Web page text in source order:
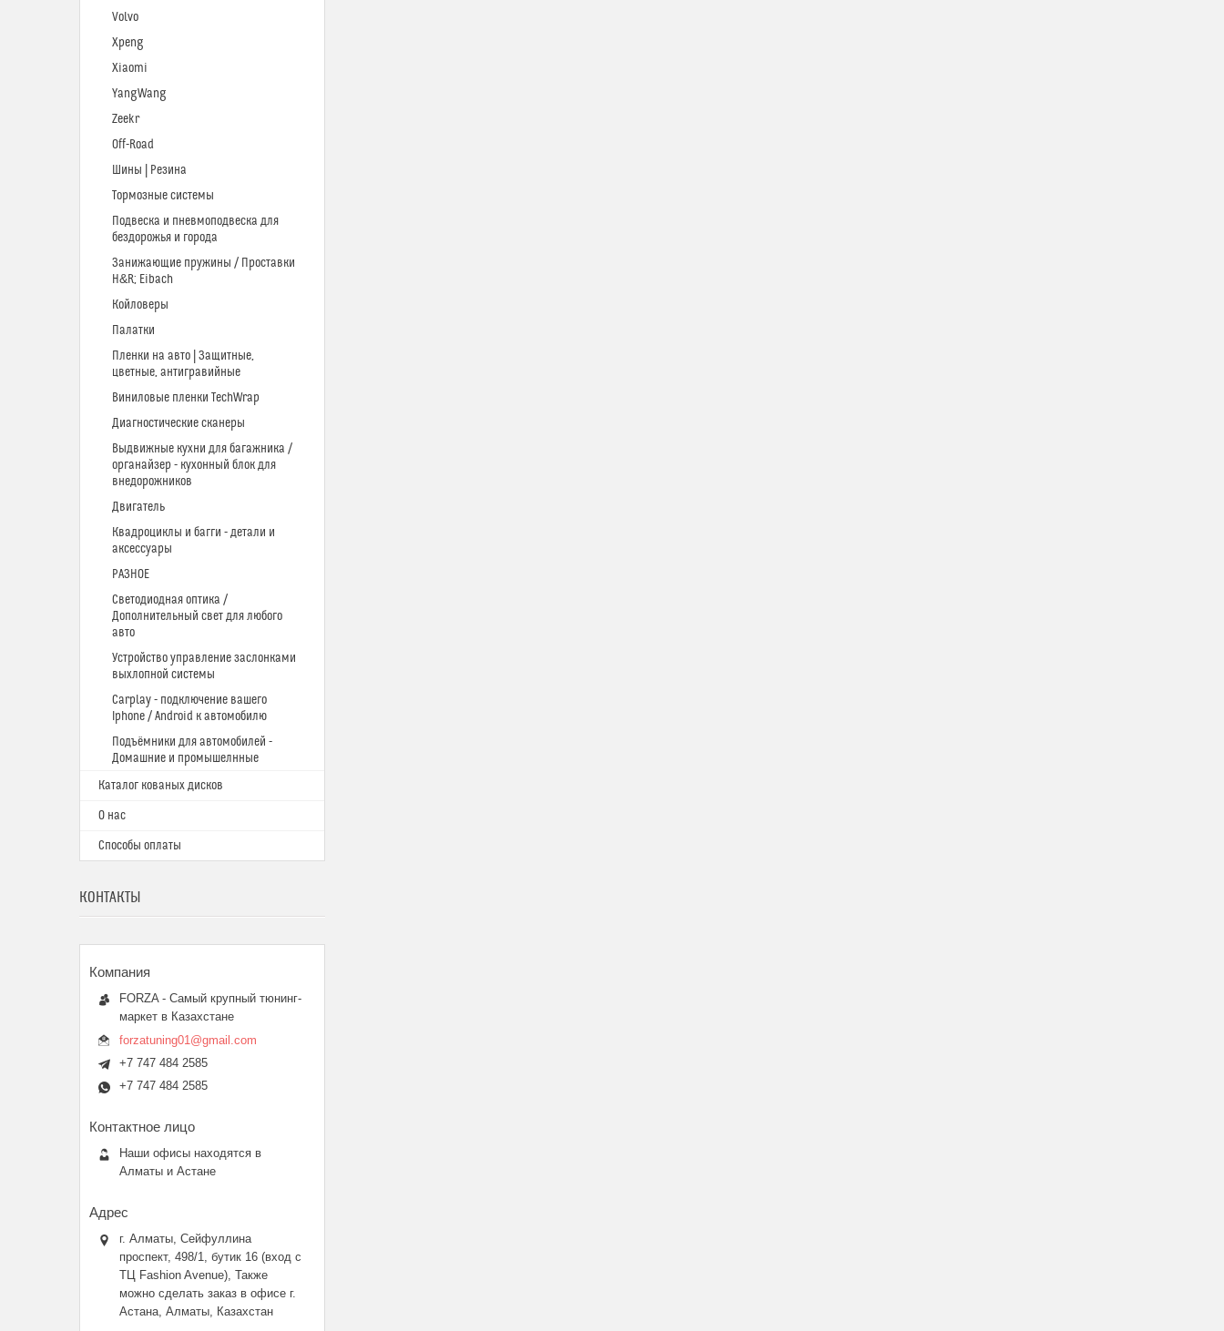
Volvo
Xpeng
Xiaomi
YangWang
Zeekr
Off-Road
Шины | Резина
Тормозные системы
Подвеска и пневмоподвеска для
бездорожья и города
Занижающие пружины / Проставки
H&R; Eibach
Койловеры
Палатки
Пленки на авто | Защитные,
цветные, антигравийные
Виниловые пленки TechWrap
Диагностические сканеры
Выдвижные кухни для багажника /
органайзер - кухонный блок для
внедорожников
Двигатель
Квадроциклы и багги - детали и
аксессуары
РАЗНОЕ
Светодиодная оптика /
Дополнительный свет для любого
авто
Устройство управление заслонками
выхлопной системы
Carplay - подключение вашего
Iphone / Android к автомобилю
Подъёмники для автомобилей -
Домашние и промышелнные
Каталог кованых дисков
О нас
Способы оплаты
КОНТАКТЫ
FORZA - Самый крупный тюнинг-
маркет в Казахстане
forzatuning01@gmail.com
+7 747 484 2585
+7 747 484 2585
Наши офисы находятся в
Алматы и Астане
г. Алматы, Сейфуллина
проспект, 498/1, бутик 16 (вход с
ТЦ Fashion Avenue), Также
можно сделать заказ в офисе г.
Астана, Алматы, Казахстан